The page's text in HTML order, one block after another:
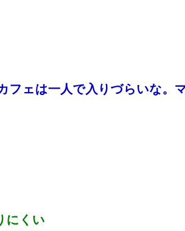
ェは一人で入りづらいな。
にくい